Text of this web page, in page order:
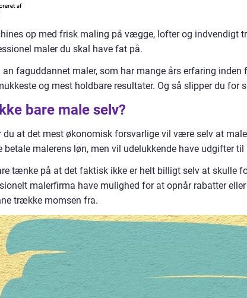
op med frisk maling på vægge, lofter og indvendigt
maler du skal have fat på.
faguddannet maler, som har mange års erfaring inden
og mest holdbare resultater. Og så slipper du for
bare male selv?
at det mest økonomisk forsvarlige vil være selv at
betale malerens løn, men vil udelukkende have udgifter til
tænke på at det faktisk ikke er helt billigt selv at skulle
malerfirma have mulighed for at opnår rabatter
trække momsen fra.